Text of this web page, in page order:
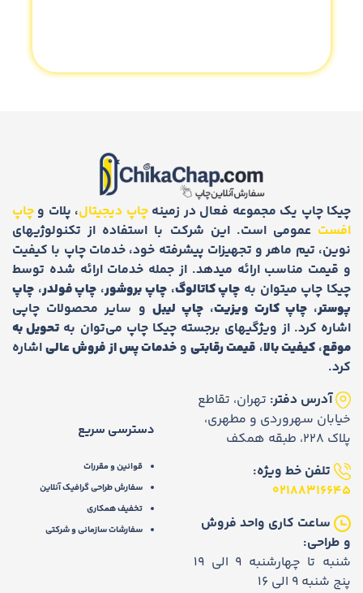
چیکا چاپ یک مجموعه فعال در زمینهچاپ دیجیتال، پلات و چاپ
افست عمومی است. این شرکت با استفاده از تکنولوژیهای
نوین، تیم ماهر و تجهیزات پیشرفته خود، خدمات چاپ با کیفیت
و قیمت مناسب ارائه میدهد. از جمله خدمات ارائه شده توسط
چیکا چاپ میتوان به چاپ کاتالوگ،چاپ بروشور، چاپ فولدر، چاپ
پوستر،چاپ کارت ویزیت، چاپ لیبل و سایر محصولات چاپی
اشاره کرد. از ویژگیهای برجسته چیکا چاپ می‌توان به تحویل به
موقع،کیفیت بالا، قیمت رقابتیوخدمات پس از فروش عالیاشاره
کرد.
آدرس دفتر: تهران، تقاطع
خیابان سهروردی و مطهری،
پلاک 228، طبقه همکف
تلفن خط ویژه:
02188316645
ساعت کاری واحد فروش
و طراحی:
شنبه تا چهارشنبه 9 الی 19
پنج شنبه 9 الی 16
دسترسی سریع
قوانین و مقررات
سفارش طراحی گرافیک آنلاین
تخفیف همکاری
سفارشات سازمانی و شرکتی